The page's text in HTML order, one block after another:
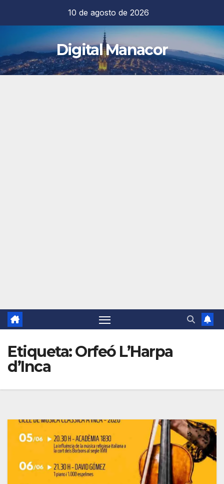
contenido
10 de agosto de 2026
Digital Manacor
Etiqueta:Orfeó L’Harpa
d’Inca